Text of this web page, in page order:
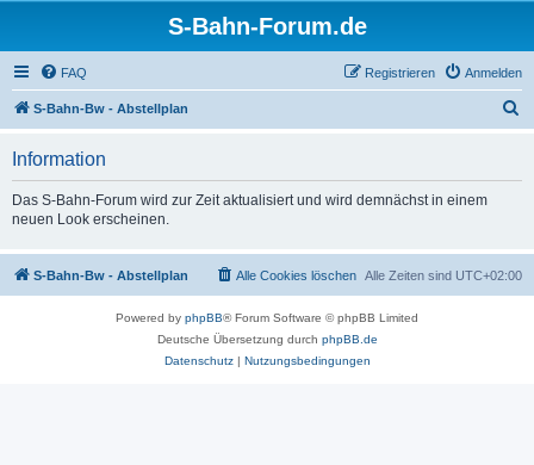
S-Bahn-Forum.de
FAQ Anmelden
Registrieren
S-Bahn-Bw - Abstellplan
Information
Das S-Bahn-Forum wird zur Zeit aktualisiert und wird demnächst in einem
neuen Look erscheinen.
S-Bahn-Bw - Abstellplan Alle Zeiten sind UTC+02:00
Alle Cookies löschen
Powered by phpBB® Forum Software © phpBB Limited
Deutsche Übersetzung durch phpBB.de
Datenschutz| Nutzungsbedingungen